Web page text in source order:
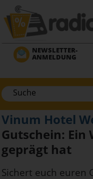
Direkt
zum
Inhalt
NEWSLETTER-
ANMELDUNG
Vinum Hotel
Gutschein: Ein
geprägt hat
Sichert euch euren